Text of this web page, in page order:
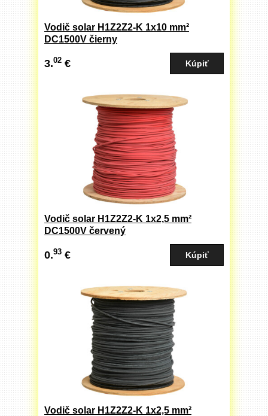
Vodič solar H1Z2Z2-K 1x10 mm²
DC1500V čierny
3.02 €
Vodič solar H1Z2Z2-K 1x2,5 mm²
DC1500V červený
0.93 €
Vodič solar H1Z2Z2-K 1x2,5 mm²